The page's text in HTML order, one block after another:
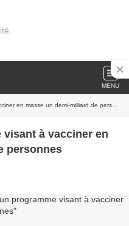
MENU
en masse un demi-milliard de personnes
visant à vacciner en
personnes